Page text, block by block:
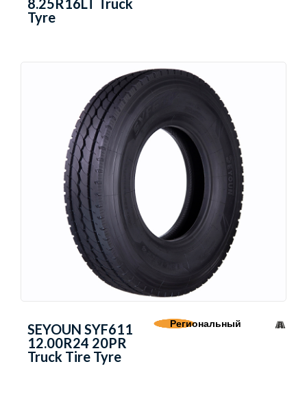
8.25R16LT Truck
Tyre
SEYOUN SYF611
12.00R24 20PR
Truck Tire Tyre
Региональный